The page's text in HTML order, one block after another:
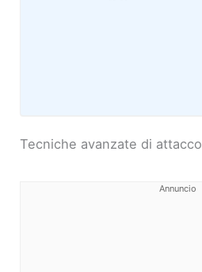
Tecniche avanzate di attacco
Annuncio